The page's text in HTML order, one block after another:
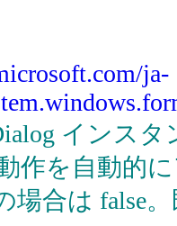
ja-
インスタ
作を自動的
場合は false